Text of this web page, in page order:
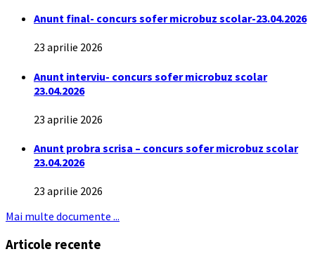
Anunt final- concurs sofer microbuz scolar-23.04.2026
23 aprilie 2026
Anunt interviu- concurs sofer microbuz scolar
23.04.2026
23 aprilie 2026
Anunt probra scrisa – concurs sofer microbuz scolar
23.04.2026
23 aprilie 2026
Mai multe documente ...
Articole recente